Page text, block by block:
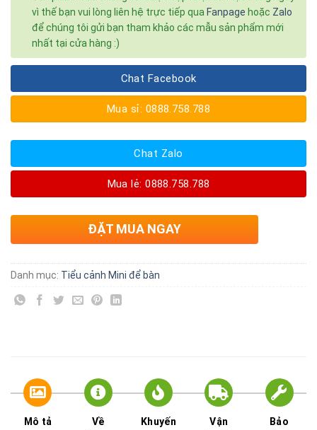
vì thế bạn vui lòng liên hệ trực tiếp qua Fanpage hoặc Zalo
để chúng tôi gửi bạn tham khảo các mẫu sản phẩm mới
nhất tại cửa hàng :)
Chat Facebook
Mua sỉ: 0888.758.788
Chat Zalo
Mua lẻ: 0888.758.788
ĐẶT MUA NGAY
Danh mục: Tiểu cảnh Mini để bàn
Mô tả
Về
Khuyến
Vận
Bảo